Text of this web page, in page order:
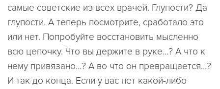
самые советские из всех врачей. Глупости? Да
глупости. А теперь посмотрите, сработало это
или нет. Попробуйте восстановить мысленно
всю цепочку. Что вы держите в руке...? А что к
нему привязано...? А во что он превращается...?
И так до конца. Если у вас нет какой-либо